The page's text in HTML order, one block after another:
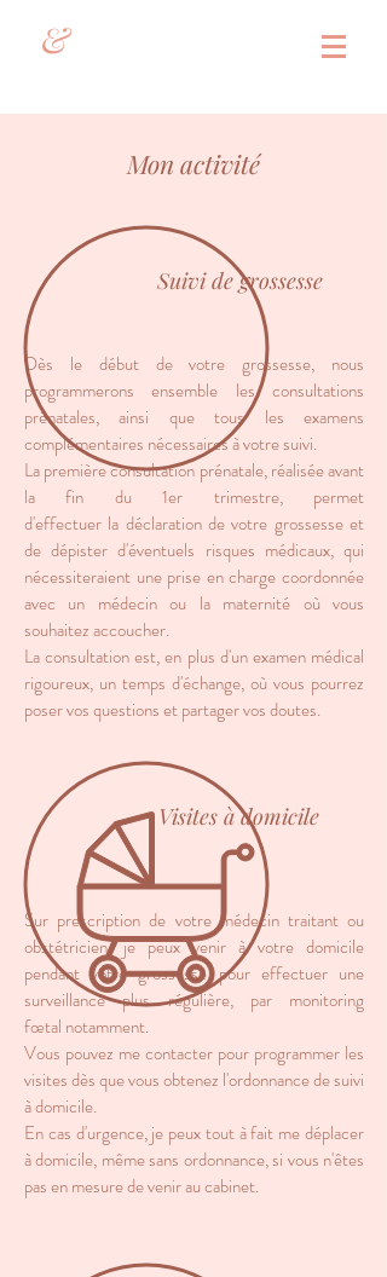
&
Mon activité
Suivi de grossesse
Dès le début de votre grossesse, nous
programmerons ensemble les consultations
prénatales, ainsi que tous les examens
complémentaires nécessaires à votre suivi.
La première consultation prénatale, réalisée avant
la fin du 1er trimestre, permet
d'effectuer la déclaration de votre grossesse et
de dépister d'éventuels risques médicaux, qui
nécessiteraient une prise en charge coordonnée
avec un médecin ou la maternité où vous
souhaitez accoucher.
La consultation est, en plus d'un examen médical
rigoureux, un temps d'échange, où vous pourrez
poser vos questions et partager vos doutes.
​Visites à domicile
Sur prescription de votre médecin traitant ou
obstétricien, je peux venir à votre domicile
pendant votre grossesse pour effectuer une
surveillance plus régulière, par monitoring
fœtal notamment.
Vous pouvez me contacter pour programmer les
visites dès que vous obtenez l'ordonnance de suivi
à domicile.
En cas d'urgence, je peux tout à fait me déplacer
à domicile, même sans ordonnance, si vous n'êtes
pas en mesure de venir au cabinet.